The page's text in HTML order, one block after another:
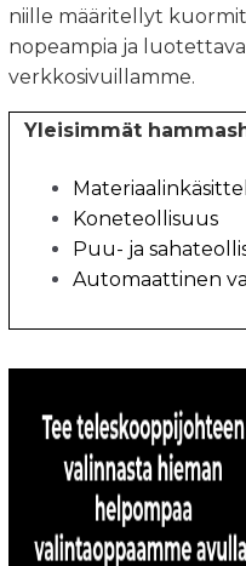
niille määritellyt
nopeampia ja
verkkosivuillamme.
Yleisimmät
Koneteollisuus
Puu- ja
Automaattinen